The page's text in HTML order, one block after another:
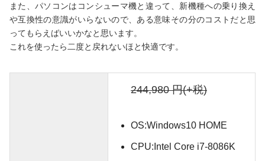
また、パソコンはコンシューマ機と違って、新機種への乗り換え
や互換性の意識がいらないので、ある意味その分のコストだと思
ってもらえばいいかなと思います。
これを使ったら二度と戻れないほと快適です。
244,980 円(+税)
OS:Windows10 HOME
CPU:Intel Core i7-8086K